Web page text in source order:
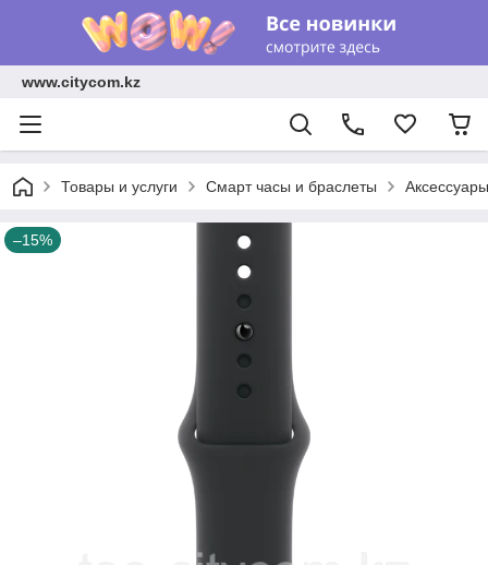
www.citycom.kz
Товары и услуги Смарт часы и браслеты Аксессуары
–15%